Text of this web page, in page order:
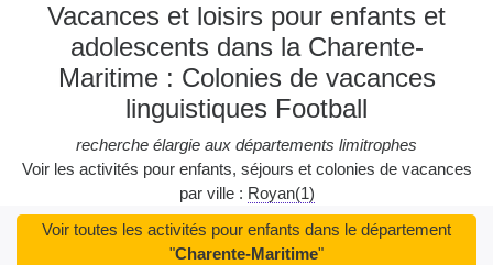
Vacances et loisirs pour enfants et
adolescents dans la Charente-
Maritime : Colonies de vacances
linguistiques Football
recherche élargie aux départements limitrophes
Voir les activités pour enfants, séjours et colonies de vacances
par ville : Royan(1)
Voir toutes les activités pour enfants dans le département
"Charente-Maritime"